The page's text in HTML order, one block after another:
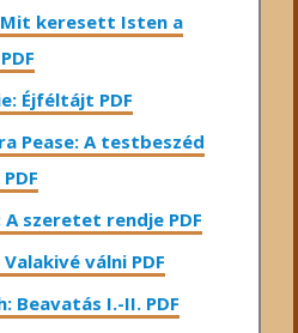
Mit keresett Isten a
Éjféltájt PDF
Pease: A testbeszéd
​szeretet rendje PDF
válni PDF
Beavatás I.-II. PDF